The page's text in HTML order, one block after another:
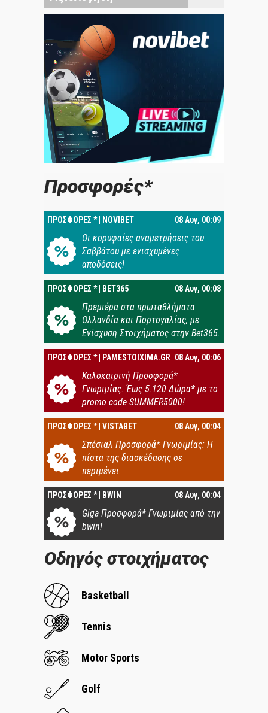
Προσφορές*
ΠΡΟΣΦΟΡΕΣ * | NOVIBET 08 Αυγ, 00:09
Oι κορυφαίες αναμετρήσεις του
Σαββάτου με ενισχυμένες
αποδόσεις!
ΠΡΟΣΦΟΡΕΣ * | BET365 08 Αυγ, 00:08
Πρεμιέρα στα πρωταθλήματα
Ολλανδία και Πορτογαλίας, με
Ενίσχυση Στοιχήματος στην Bet365.
ΠΡΟΣΦΟΡΕΣ * | PAMESTOIXIMA.GR 08 Αυγ, 00:06
Καλοκαιρινή Προσφορά*
Γνωριμίας: Έως 5.120 Δώρα* με το
promo code SUMMER5000!
ΠΡΟΣΦΟΡΕΣ * | VISTABET 08 Αυγ, 00:04
Σπέσιαλ Προσφορά* Γνωριμίας: Η
πίστα της διασκέδασης σε
περιμένει.
ΠΡΟΣΦΟΡΕΣ * | BWIN 08 Αυγ, 00:04
Giga Προσφορά* Γνωριμίας από την
bwin!
Οδηγός στοιχήματος
Basketball
Tennis
Motor Sports
Golf